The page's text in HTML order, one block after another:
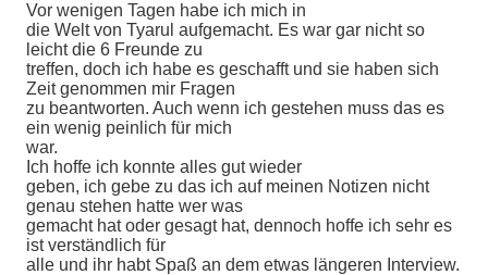
Vor wenigen Tagen habe ich mich in
die Welt von Tyarul aufgemacht. Es war gar nicht so
leicht die 6 Freunde zu
treffen, doch ich habe es geschafft und sie haben sich
Zeit genommen mir Fragen
zu beantworten. Auch wenn ich gestehen muss das es
ein wenig peinlich für mich
war.
Ich hoffe ich konnte alles gut wieder
geben, ich gebe zu das ich auf meinen Notizen nicht
genau stehen hatte wer was
gemacht hat oder gesagt hat, dennoch hoffe ich sehr es
ist verständlich für
alle und ihr habt Spaß an dem etwas längeren Interview.